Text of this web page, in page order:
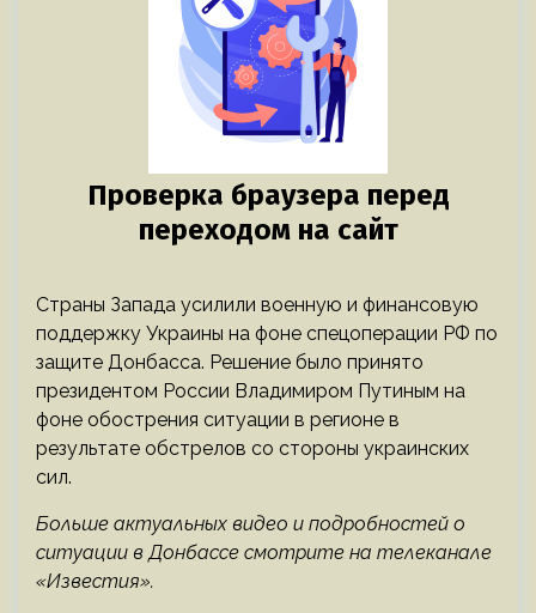
Страны Запада усилили военную и финансовую
поддержку Украины на фоне спецоперации РФ по
защите Донбасса. Решение было принято
президентом России Владимиром Путиным на
фоне обострения ситуации в регионе в
результате обстрелов со стороны украинских
сил.
Больше актуальных видео и подробностей о
ситуации в Донбассе смотрите на телеканале
«Известия».